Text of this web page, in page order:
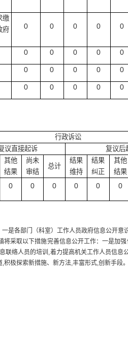
缴
府
0 0 0 0 0
0 0 0 0 0
0 0 0 0 0
0 0 0 0 0
行政诉讼
议直接起诉
复议后
其他
结果
尚未
审结
总计
结果
维持
结果
纠正
其他
结果
0 0 0 0 0 0
各部门（科室）工作人员政府信息公开意
采取以下措施完善信息公开工作：一是加
络人员的培训,着力提高机关工作人员信息
极探索新措施、新方法,丰富形式,创新手段。